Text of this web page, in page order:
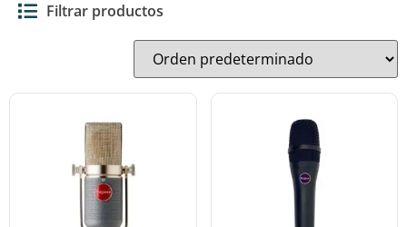
Filtrar productos